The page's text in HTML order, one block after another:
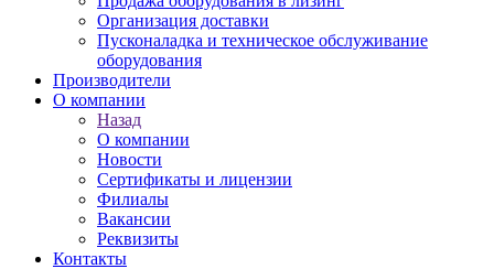
Организация доставки
Пусконаладка и техническое обслуживание
оборудования
Производители
О компании
Назад
О компании
Новости
Сертификаты и лицензии
Филиалы
Вакансии
Реквизиты
Контакты